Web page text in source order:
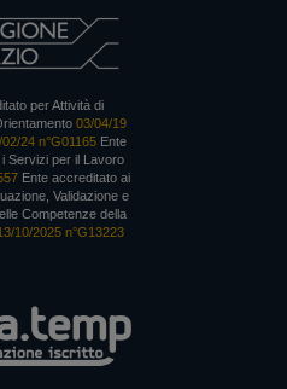
per Attività di
03/04/19
24 n°G01165 Ente
Servizi per il Lavoro
Ente accreditato ai
Validazione e
Competenze della
10/2025 n°G13223